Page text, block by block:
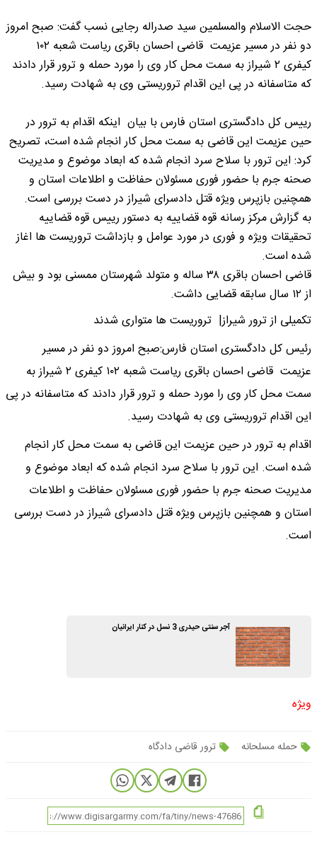
حجت الاسلام والمسلمین سید صدراله رجایی نسب گفت: صبح امروز
دو نفر در مسیر عزیمت قاضی احسان باقری ریاست شعبه ۱۰۲
کیفری ۲ شیراز به سمت محل کار وی را مورد حمله و ترور قرار دادند
که متاسفانه در پی این اقدام تروریستی وی به شهادت رسید.‌
رییس کل دادگستری استان فارس با بیان اینکه اقدام به ترور در
حین عزیمت این قاضی به سمت محل کار انجام شده است، تصریح
کرد: این ترور با سلاح سرد انجام شده که ابعاد موضوع و مدیریت
صحنه جرم با حضور فوری مسئولان حفاظت و اطلاعات استان و
همچنین بازپرس ویژه قتل دادسرای شیراز در دست بررسی است.
به گزارش مرکز رسانه قوه قضاییه به دستور رییس قوه قضاییه
تحقیقات ویژه و فوری در مورد عوامل و بازداشت تروریست ها اغاز
شده است.
قاضی احسان باقری ۳۸ ساله و‌ متولد شهرستان ممسنی بود و بیش
از ۱۲ سال سابقه قضایی داشت.
تکمیلی از ترور شیراز| تروریست ها متواری شدند
رئیس کل دادگستری استان فارس:صبح امروز دو نفر در مسیر
عزیمت قاضی احسان باقری ریاست شعبه ۱۰۲ کیفری ۲ شیراز به
سمت محل کار وی را مورد حمله و ترور قرار دادند که متاسفانه در پی
این اقدام تروریستی وی به شهادت رسید.‌
اقدام به ترور در حین عزیمت این قاضی به سمت محل کار انجام
شده است. این ترور با سلاح سرد انجام شده که ابعاد موضوع و
مدیریت صحنه جرم با حضور فوری مسئولان حفاظت و اطلاعات
استان و همچنین بازپرس ویژه قتل دادسرای شیراز در دست بررسی
است.
آجر سنتی حیدری 3 نسل در کنار ایرانیان
ویژه
حمله مسلحانه ترور قاضی دادگاه